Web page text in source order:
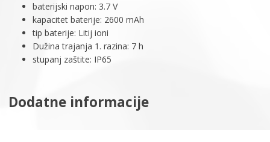
baterijski napon: 3.7 V
kapacitet baterije: 2600 mAh
tip baterije: Litij ioni
Dužina trajanja 1. razina: 7 h
stupanj zaštite: IP65
Dodatne informacije